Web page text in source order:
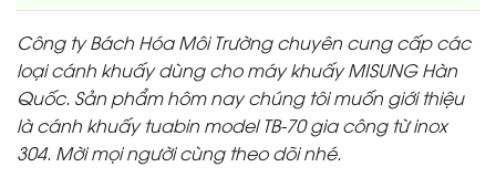
Công ty Bách Hóa Môi Trường chuyên cung cấp các
loại cánh khuấy dùng cho máy khuấy MISUNG Hàn
Quốc. Sản phẩm hôm nay chúng tôi muốn giới thiệu
là cánh khuấy tuabin model TB-70 gia công từ inox
304. Mời mọi người cùng theo dõi nhé.